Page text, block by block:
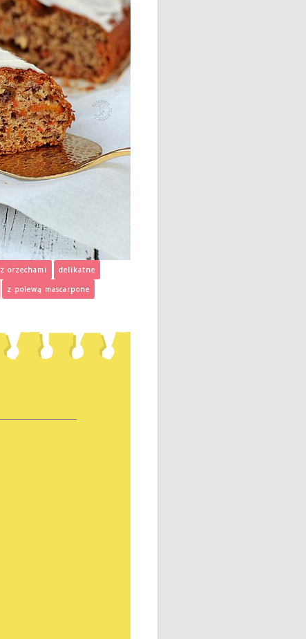
z orzechami
delikatne
z polewą mascarpone